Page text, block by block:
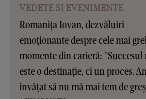
VEDETE SI EVENIMENTE
Romanița Iovan, dezvăluiri
emoționante despre cele mai
momente din carieră: "Succesul
este o destinație, ci un proces.
învățat să nu mă mai tem de